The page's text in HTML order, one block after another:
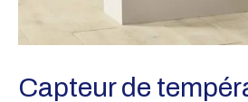
Capteur de